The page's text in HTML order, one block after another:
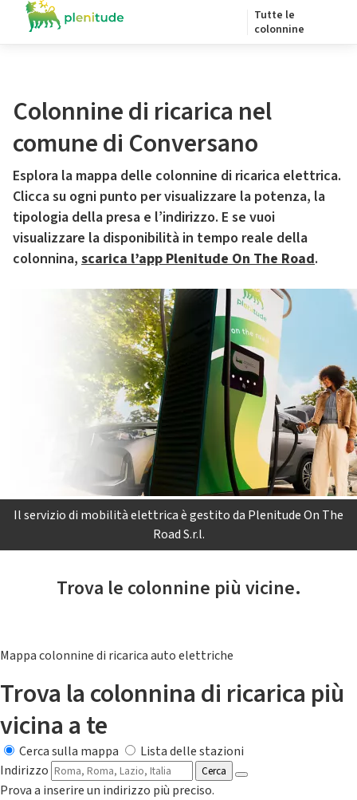
Tutte le
colonnine
Colonnine di ricarica nel
comune di Conversano
Esplora la mappa delle colonnine di ricarica elettrica.
Clicca su ogni punto per visualizzare la potenza, la
tipologia della presa e l’indirizzo. E se vuoi
visualizzare la disponibilità in tempo reale della
colonnina, scarica l’app Plenitude On The Road.
Il servizio di mobilità elettrica è gestito da Plenitude On The
Road S.r.l.
Trova le colonnine più vicine.
Mappa colonnine di ricarica auto elettriche
Trova la colonnina di ricarica più
vicina a te
Cerca sulla mappa
Lista delle stazioni
Indirizzo
Cerca
Prova a inserire un indirizzo più preciso.